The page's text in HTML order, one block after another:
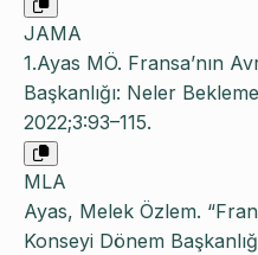
JAMA
1.Ayas MÖ. Fransa’nın
Başkanlığı: Neler
2022;3:93–115.
MLA
Ayas, Melek Özlem.
Konseyi Dönem